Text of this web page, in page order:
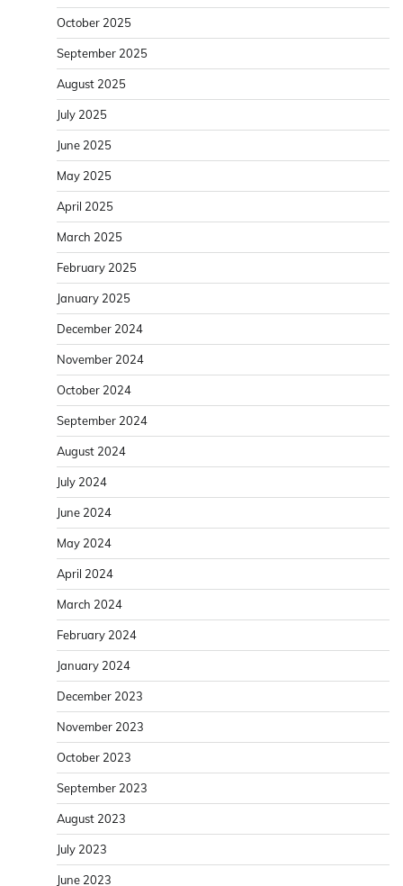
October 2025
September 2025
August 2025
July 2025
June 2025
May 2025
April 2025
March 2025
February 2025
January 2025
December 2024
November 2024
October 2024
September 2024
August 2024
July 2024
June 2024
May 2024
April 2024
March 2024
February 2024
January 2024
December 2023
November 2023
October 2023
September 2023
August 2023
July 2023
June 2023